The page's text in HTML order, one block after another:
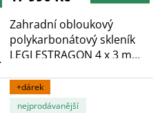
hvězdiček.
Zahradní obloukový
polykarbonátový skleník
LEGI ESTRAGON 4 x 3 m
+dárek
nejprodávanější